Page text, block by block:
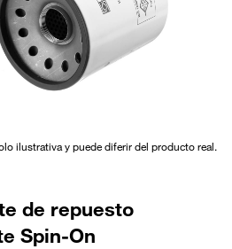
ilustrativa y puede diferir del producto real.
de repuesto
Spin-On